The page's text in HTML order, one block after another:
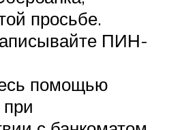
просьбе.
ПИН-
помощью